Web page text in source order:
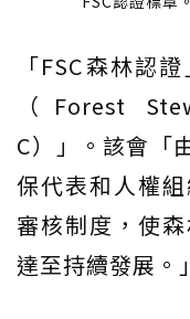
「FSC森林認
（Forest
C）」。該會「
保代表和人權
審核制度，使
達至持續發展。」